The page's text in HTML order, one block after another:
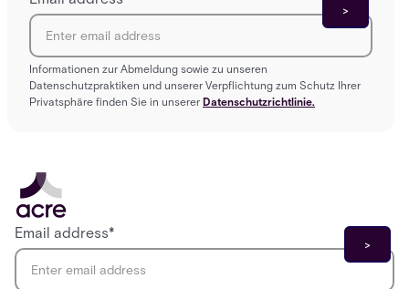
Informationen zur Abmeldung sowie zu unseren
Datenschutzpraktiken und unserer Verpflichtung zum Schutz Ihrer
Privatsphäre finden Sie in unserer Datenschutzrichtlinie.
Email address*